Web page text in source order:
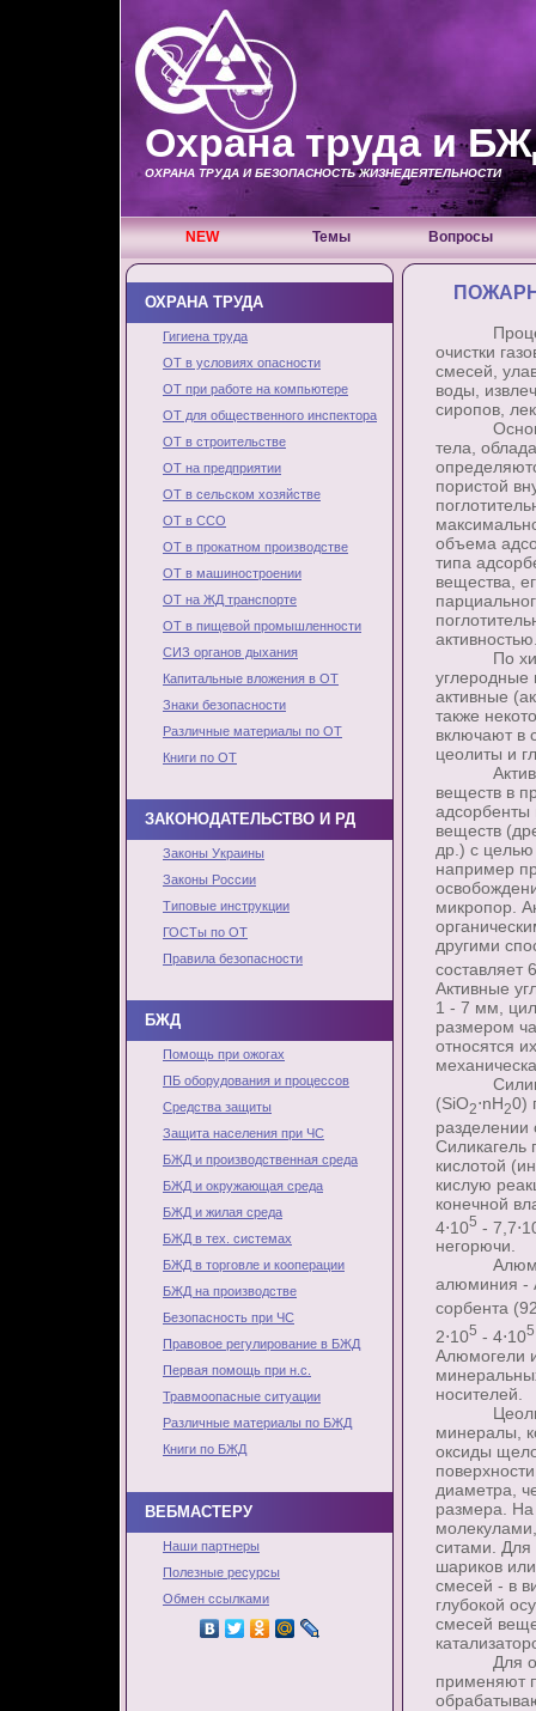
Охрана труда и
ОХРАНА ТРУДА И БЕЗОПАСНОСТЬ ЖИЗНЕДЕЯТЕЛЬНОСТИ
NEW Темы Вопросы
Процессы
очистки
смесей,
воды,
сиропов,
тела,
пористой
объема
типа
вещества,
По
углеродные
активные
также
включают в
цеолиты и
Активные
веществ в
адсорбенты
веществ
др.) с целью
например
микропор.
другими
составляет
Активные
1 - 7 мм,
размером
относятся
(SiO2⋅nН20)
разделении
Силикагель
кислотой
кислую
конечной
4⋅105 -
негорючи.
алюминия -
сорбента
2⋅105 - 4⋅105
Алюмогели
носителей.
Цеолиты
минералы,
оксиды
диаметра,
размера.
ситами. Для
шариков
смесей - в
глубокой
смесей
Для
применяют
ОХРАНА ТРУДА
Гигиена труда
ОТ в условиях опасности
ОТ при работе на компьютере
ОТ для общественного инспектора
ОТ в строительстве
ОТ на предприятии
ОТ в сельском хозяйстве
ОТ в ССО
ОТ в прокатном производстве
ОТ в машиностроении
ОТ на ЖД транспорте
ОТ в пищевой промышленности
СИЗ органов дыхания
Капитальные вложения в ОТ
Знаки безопасности
Различные материалы по ОТ
Книги по ОТ
ЗАКОНОДАТЕЛЬСТВО И РД
Законы Украины
Законы России
Типовые инструкции
ГОСТы по ОТ
Правила безопасности
БЖД
Помощь при ожогах
ПБ оборудования и процессов
Средства защиты
Защита населения при ЧС
БЖД и производственная среда
БЖД и окружающая среда
БЖД и жилая среда
БЖД в тех. системах
БЖД в торговле и кооперации
БЖД на производстве
Безопасность при ЧС
Правовое регулирование в БЖД
Первая помощь при н.с.
Травмоопасные ситуации
Различные материалы по БЖД
Книги по БЖД
ВЕБМАСТЕРУ
Наши партнеры
Полезные ресурсы
Обмен ссылками